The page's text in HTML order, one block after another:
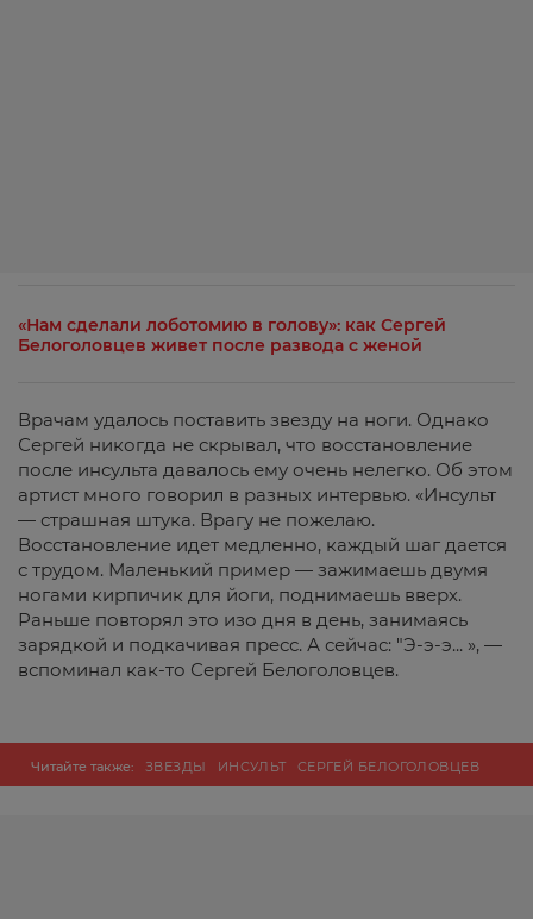
«Нам сделали лоботомию в голову»: как Сергей
Белоголовцев живет после развода с женой
Врачам удалось поставить звезду на ноги. Однако
Сергей никогда не скрывал, что восстановление
после инсульта давалось ему очень нелегко. Об этом
артист много говорил в разных интервью. «Инсульт
— страшная штука. Врагу не пожелаю.
Восстановление идет медленно, каждый шаг дается
с трудом. Маленький пример — зажимаешь двумя
ногами кирпичик для йоги, поднимаешь вверх.
Раньше повторял это изо дня в день, занимаясь
зарядкой и подкачивая пресс. А сейчас: "Э-э-э... », —
вспоминал как-то Сергей Белоголовцев.
Читайте также: ЗВЕЗДЫ ИНСУЛЬТ СЕРГЕЙ БЕЛОГОЛОВЦЕВ